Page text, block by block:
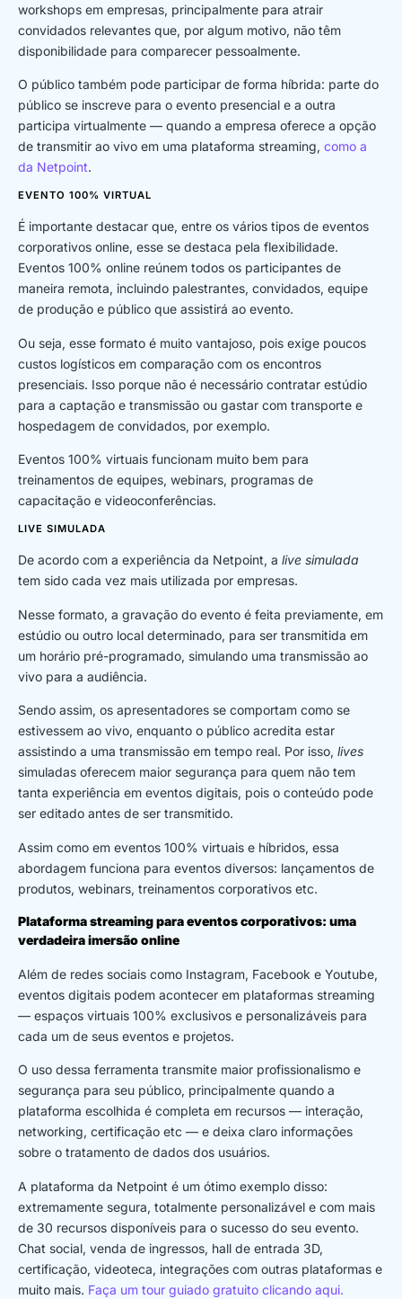
workshops em empresas, principalmente para atrair
convidados relevantes que, por algum motivo, não têm
disponibilidade para comparecer pessoalmente.
O público também pode participar de forma híbrida: parte do
público se inscreve para o evento presencial e a outra
participa virtualmente — quando a empresa oferece a opção
de transmitir ao vivo em uma plataforma streaming, como a
da Netpoint.
EVENTO 100% VIRTUAL
É importante destacar que, entre os vários tipos de eventos
corporativos online, esse se destaca pela flexibilidade.
Eventos 100% online reúnem todos os participantes de
maneira remota, incluindo palestrantes, convidados, equipe
de produção e público que assistirá ao evento.
Ou seja, esse formato é muito vantajoso, pois exige poucos
custos logísticos em comparação com os encontros
presenciais. Isso porque não é necessário contratar estúdio
para a captação e transmissão ou gastar com transporte e
hospedagem de convidados, por exemplo.
Eventos 100% virtuais funcionam muito bem para
treinamentos de equipes, webinars, programas de
capacitação e videoconferências.
LIVE SIMULADA
De acordo com a experiência da Netpoint, a live simulada
tem sido cada vez mais utilizada por empresas.
Nesse formato, a gravação do evento é feita previamente, em
estúdio ou outro local determinado, para ser transmitida em
um horário pré-programado, simulando uma transmissão ao
vivo para a audiência.
Sendo assim, os apresentadores se comportam como se
estivessem ao vivo, enquanto o público acredita estar
assistindo a uma transmissão em tempo real. Por isso, lives
simuladas oferecem maior segurança para quem não tem
tanta experiência em eventos digitais, pois o conteúdo pode
ser editado antes de ser transmitido.
Assim como em eventos 100% virtuais e híbridos, essa
abordagem funciona para eventos diversos: lançamentos de
produtos, webinars, treinamentos corporativos etc.
Plataforma streaming para eventos corporativos: uma
verdadeira imersão online
Além de redes sociais como Instagram, Facebook e Youtube,
eventos digitais podem acontecer em plataformas streaming
— espaços virtuais 100% exclusivos e personalizáveis para
cada um de seus eventos e projetos.
O uso dessa ferramenta transmite maior profissionalismo e
segurança para seu público, principalmente quando a
plataforma escolhida é completa em recursos — interação,
networking, certificação etc — e deixa claro informações
sobre o tratamento de dados dos usuários.
A plataforma da Netpoint é um ótimo exemplo disso:
extremamente segura, totalmente personalizável e com mais
de 30 recursos disponíveis para o sucesso do seu evento.
Chat social, venda de ingressos, hall de entrada 3D,
certificação, videoteca, integrações com outras plataformas e
muito mais. Faça um tour guiado gratuito clicando aqui.